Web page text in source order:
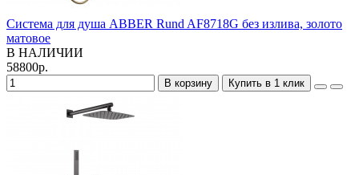
Система для душа ABBER Rund AF8718G без излива, золото
матовое
В НАЛИЧИИ
58800р.
В корзину Купить в 1 клик